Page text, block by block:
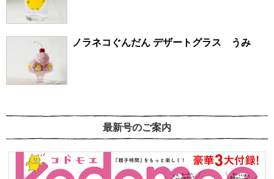
ノラネコぐんだん デザートグラス うみ
最新号のご案内